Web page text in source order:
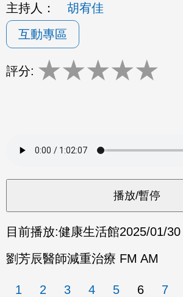
主持人：
胡宥佳
互動專區
評分: ★★★★★
目前播放:健康生活館2025/01/30
劉芳辰醫師減重治療 FM AM
1 2 3 4 5 6 7